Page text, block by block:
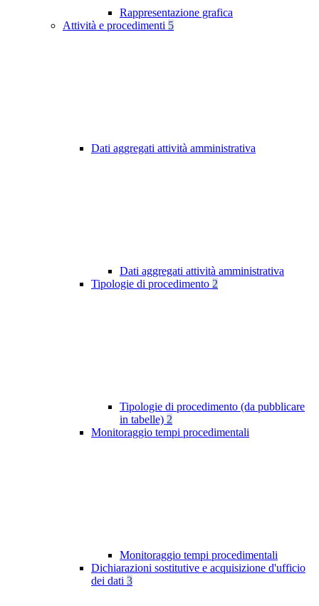
Rappresentazione grafica
Attività e procedimenti 5
Dati aggregati attività amministrativa
Dati aggregati attività amministrativa
Tipologie di procedimento 2
Tipologie di procedimento (da pubblicare
in tabelle) 2
Monitoraggio tempi procedimentali
Monitoraggio tempi procedimentali
Dichiarazioni sostitutive e acquisizione d'ufficio
dei dati 3